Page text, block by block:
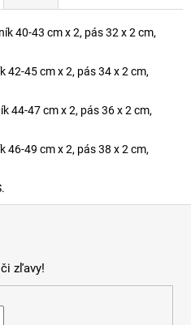
40-43 cm x 2, pás 32 x 2 cm,
42-45 cm x 2, pás 34 x 2 cm,
44-47 cm x 2, pás 36 x 2 cm,
46-49 cm x 2, pás 38 x 2 cm,
zľavy!